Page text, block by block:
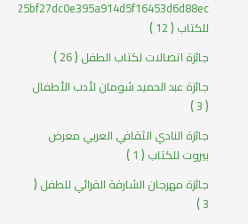
للكتاب (
12
)
جائزة اتصالات لكتاب الطفل (
26
)
جائزة عبد الحميد شومان لأدب الأطفال
(
3
)
جائزة النادي الثقافي العربي معرض
بيروت للكتاب (
1
)
جائزة مهرجان الشارقة القرائي للطفل (
3
)